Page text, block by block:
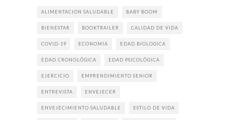
ALIMENTACION SALUDABLE BABY BOOM
BIENESTAR BOOKTRAILER CALIDAD DE VIDA
COVID-19 ECONOMIA EDAD BIOLOGICA
EDAD CRONOLÓGICA EDAD PSICOLÓGICA
EJERCICIO EMPRENDIMIENTO SENIOR
ENTREVISTA ENVEJECER
ENVEJECIMIENTO SALUDABLE ESTILO DE VIDA